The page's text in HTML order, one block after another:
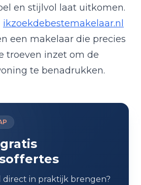
en stijlvol laat uitkomen.
ikzoekdebestemakelaar.nl
een makelaar die precies
troeven inzet om de
te benadrukken.
direct in praktijk brengen?